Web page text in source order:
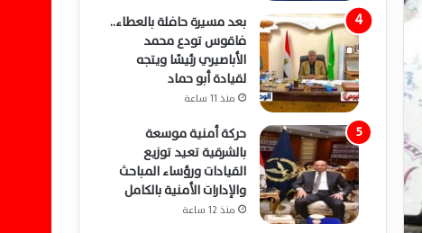
بعد مسيرة حافلة بالعطاء..
فاقوس تودع محمد
الأباصيري رئيسًا ويتجه
لقيادة أبو حماد
منذ 11 ساعة
حركة أمنية موسعة
بالشرقية تعيد توزيع
القيادات ورؤساء المباحث
والإدارات الأمنية بالكامل
منذ 12 ساعة